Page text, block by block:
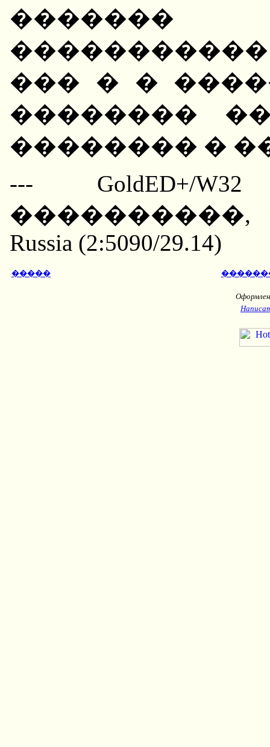
�������
��� � �
��������
�������� �
--- GoldED+/
����������,
Russia (2:5090/29.14)
�����